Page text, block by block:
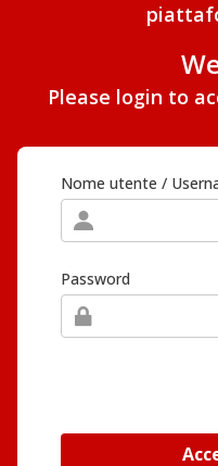
Please login to
Nome utente /
Password